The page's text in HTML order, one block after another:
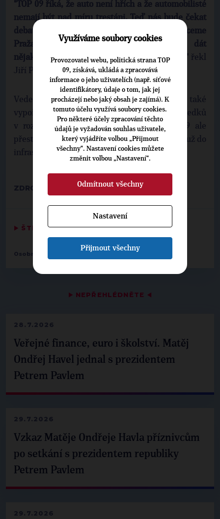
▶ NEPŘEHLÉDNĚTE ◀
28.7.2026
Veřejné finance, euro i školství. Matěj
Ondřej Havel jednal s prezidentem
Petrem Pavlem
29.7.2026
Vzkaz Matěje Ondřeje Havla příznivcům
po setkání s prezidentem republiky
Petrem Pavlem
29.7.2026
"TOP 09 říká, že auto není hřích a že automobilisté
nemají být nad míru trestáni. Teď nás bude čekat
debata o výši parkovného v Praze. My chceme
Pražanům, kteří platí rezidenční kartu, dát
nějakou výhodu, zlevnit v určité části města," řekl
Jiří Pospíšil.
Vedení hlavního města se bude muset také
vypořádat s propadem finančních prostředků
v rozpočtu způsobené koronavirem. TOP 09 ale
přesto nechce omezit financování investic, ať už do
infrastruktury či majetku.
ZDROJ: PRAHATV
▶ ŠTÍTKY◀
Osobnosti: Petr Hlaváček , ,Jiří Pospíšil
Využíváme soubory cookies
Provozovatel webu, politická strana TOP
09, získává, ukládá a zpracovává
informace o jeho uživatelích (např. síťové
identifikátory, údaje o tom, jak jej
procházejí nebo jaký obsah je zajímá). K
tomuto účelu využívá soubory cookies.
Pro některé účely zpracování těchto
údajů je vyžadován souhlas uživatele,
který vyjádříte volbou „Přijmout
všechny“. Nastavení cookies můžete
změnit volbou „Nastavení“.
Odmítnout všechny
Nastavení
Přijmout všechny